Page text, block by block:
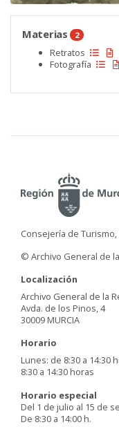
Materias 2
Retratos
Fotografía
Consejería de
© Archivo General de
Localización
Archivo General de la
Avda. de los Pinos, 4
30009 MURCIA
Horario
Lunes: de 8:30 a 14:30
8:30 a 14:30 horas
Horario especial
Del 1 de julio al 15 de
De 8:30 a 14:00 h.